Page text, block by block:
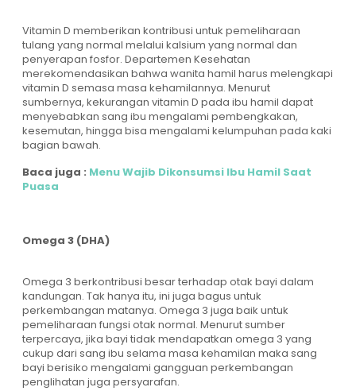
Vitamin D memberikan kontribusi untuk pemeliharaan
tulang yang normal melalui kalsium yang normal dan
penyerapan fosfor. Departemen Kesehatan
merekomendasikan bahwa wanita hamil harus melengkapi
vitamin D semasa masa kehamilannya. Menurut
sumbernya, kekurangan vitamin D pada ibu hamil dapat
menyebabkan sang ibu mengalami pembengkakan,
kesemutan, hingga bisa mengalami kelumpuhan pada kaki
bagian bawah.
Baca juga : Menu Wajib Dikonsumsi Ibu Hamil Saat
Puasa
Omega 3 (DHA)
Omega 3 berkontribusi besar terhadap otak bayi dalam
kandungan. Tak hanya itu, ini juga bagus untuk
perkembangan matanya. Omega 3 juga baik untuk
pemeliharaan fungsi otak normal. Menurut sumber
terpercaya, jika bayi tidak mendapatkan omega 3 yang
cukup dari sang ibu selama masa kehamilan maka sang
bayi berisiko mengalami gangguan perkembangan
penglihatan juga persyarafan.